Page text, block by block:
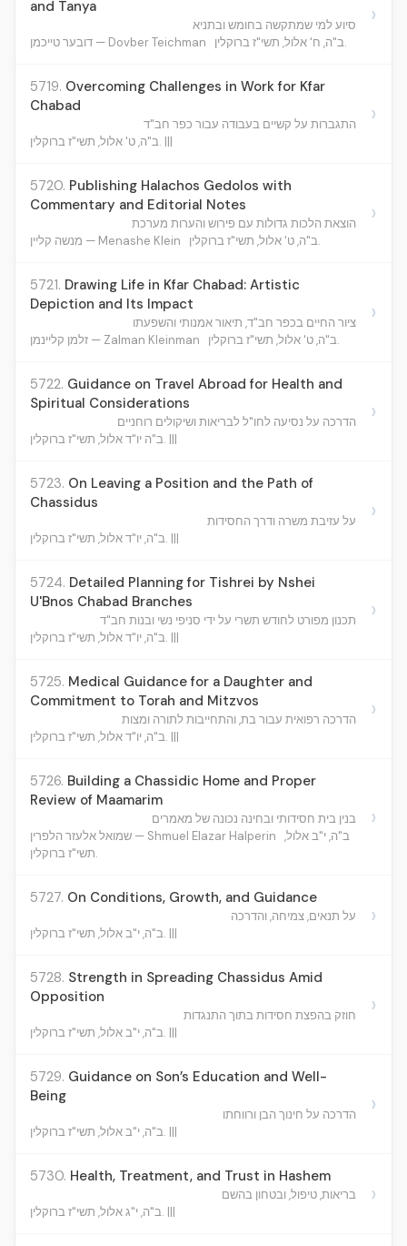
and Tanya
סיוע למי שמתקשה בחומש ובתניא
דובער טייכמן — Dovber Teichman
ב"ה, ח' אלול, תשי"ז ברוקלין.
›
5719. Overcoming Challenges in Work for Kfar
Chabad
התגברות על קשיים בעבודה עבור כפר חב"ד
ב"ה, ט' אלול, תשי"ז ברוקלין. |||
›
5720. Publishing Halachos Gedolos with
Commentary and Editorial Notes
הוצאת הלכות גדולות עם פירוש והערות מערכת
מנשה קליין — Menashe Klein
ב"ה, ט' אלול, תשי"ז ברוקלין.
›
5721. Drawing Life in Kfar Chabad: Artistic
Depiction and Its Impact
ציור החיים בכפר חב"ד, תיאור אמנותי והשפעתו
זלמן קליינמן — Zalman Kleinman
ב"ה, ט' אלול, תשי"ז ברוקלין.
›
5722. Guidance on Travel Abroad for Health and
Spiritual Considerations
הדרכה על נסיעה לחו"ל לבריאות ושיקולים רוחניים
ב"ה יו"ד אלול, תשי"ז ברוקלין. |||
›
5723. On Leaving a Position and the Path of
Chassidus
על עזיבת משרה ודרך החסידות
ב"ה, יו"ד אלול, תשי"ז ברוקלין. |||
›
5724. Detailed Planning for Tishrei by Nshei
U'Bnos Chabad Branches
תכנון מפורט לחודש תשרי על ידי סניפי נשי ובנות חב"ד
ב"ה, יו"ד אלול, תשי"ז ברוקלין. |||
›
5725. Medical Guidance for a Daughter and
Commitment to Torah and Mitzvos
הדרכה רפואית עבור בת, והתחייבות לתורה ומצות
ב"ה, יו"ד אלול, תשי"ז ברוקלין. |||
›
5726. Building a Chassidic Home and Proper
Review of Maamarim
בנין בית חסידותי ובחינה נכונה של מאמרים
שמואל אלעזר הלפרין — Shmuel Elazar Halperin ב"ה, י"ב אלול,
תשי"ז ברוקלין.
›
5727. On Conditions, Growth, and Guidance
על תנאים, צמיחה, והדרכה
ב"ה, י"ב אלול, תשי"ז ברוקלין. |||
›
5728. Strength in Spreading Chassidus Amid
Opposition
חוזק בהפצת חסידות בתוך התנגדות
ב"ה, י"ב אלול, תשי"ז ברוקלין. |||
›
5729. Guidance on Son’s Education and Well-
Being
הדרכה על חינוך הבן ורווחתו
ב"ה, י"ב אלול, תשי"ז ברוקלין. |||
›
5730. Health, Treatment, and Trust in Hashem
בריאות, טיפול, ובטחון בהשם
ב"ה, י"ג אלול, תשי"ז ברוקלין. |||
›